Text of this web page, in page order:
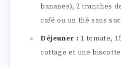
bananes), 2 tranches
café ou un thé sans
Déjeuner : 1 tomate,
cottage et une